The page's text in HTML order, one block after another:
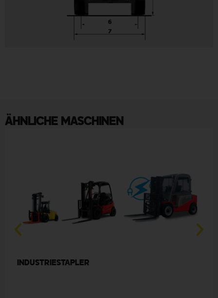
ÄHNLICHE MASCHINEN
INDUSTRIESTAPLER